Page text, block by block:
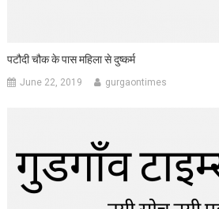
पटौदी चौक के पास महिला से दुष्कर्म
June 22, 2019 gurgaontimes